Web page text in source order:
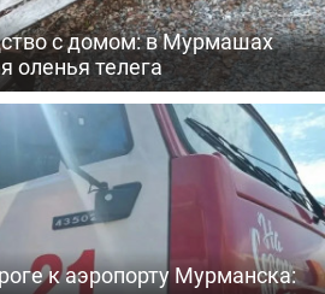
с домом: в Мурмашах
оленья телега
к аэропорту Мурманска: